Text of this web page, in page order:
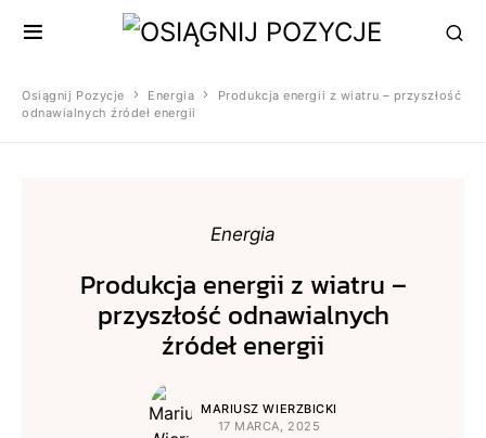
Osiągnij Pozycje Energia
Produkcja energii z wiatru – przyszłość
odnawialnych źródeł energii
Energia
Produkcja energii z wiatru –
przyszłość odnawialnych
źródeł energii
MARIUSZ WIERZBICKI
17 MARCA, 2025